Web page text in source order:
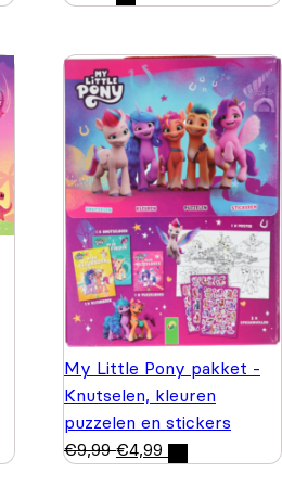
My Little Pony pakket -
Knutselen, kleuren
puzzelen en stickers
€9,99 €4,99